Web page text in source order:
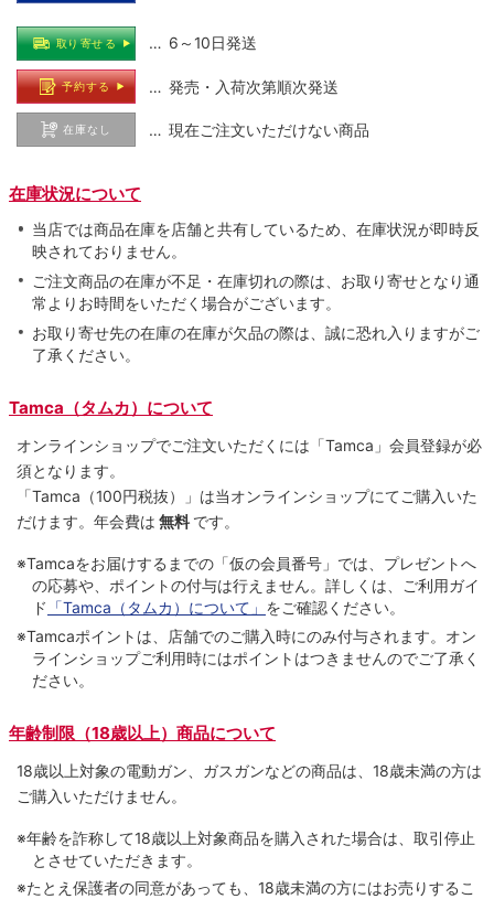
取り寄せる … 6～10日発送
予約する … 発売・入荷次第順次発送
在庫なし … 現在ご注文いただけない商品
在庫状況について
当店では商品在庫を店舗と共有しているため、在庫状況が即時反
映されておりません。
ご注文商品の在庫が不足・在庫切れの際は、お取り寄せとなり通
常よりお時間をいただく場合がございます。
お取り寄せ先の在庫の在庫が欠品の際は、誠に恐れ入りますがご
了承ください。
Tamca（タムカ）について
オンラインショップでご注⽂いただくには「Tamca」会員登録が必
須となります。
「Tamca （100円税抜）
」は当オンラインショップにてご購⼊いた
だけます。 年会費は 無料 です。
※Tamcaをお届けするまでの「仮の会員番号」では、プレゼントへ
の応募や、ポイントの付与は⾏えません。詳しくは、ご利⽤ガイ
ド 「Tamca（タムカ）について」 をご確認ください。
※Tamcaポイントは、店舗でのご購⼊時にのみ付与されます。オン
ラインショップご利用時にはポイントはつきませんのでご了承く
ださい。
年齢制限（18歳以上）商品について
18歳以上対象の電動ガン、ガスガンなどの商品は、18歳未満の方は
ご購入いただけません。
※年齢を詐称して18歳以上対象商品を購入された場合は、取引停止
とさせていただきます。
※たとえ保護者の同意があっても、18歳未満の方にはお売りするこ